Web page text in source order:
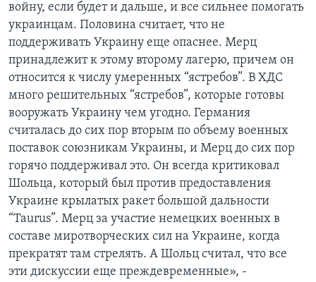
войну, если будет и дальше, и все сильнее помогать
украинцам. Половина считает, что не
поддерживать Украину еще опаснее. Мерц
принадлежит к этому второму лагерю, причем он
относится к числу умеренных “ястребов”. В ХДС
много решительных “ястребов”, которые готовы
вооружать Украину чем угодно. Германия
считалась до сих пор вторым по объему военных
поставок союзникам Украины, и Мерц до сих пор
горячо поддерживал это. Он всегда критиковал
Шольца, который был против предоставления
Украине крылатых ракет большой дальности
“Taurus”. Мерц за участие немецких военных в
составе миротворческих сил на Украине, когда
прекратят там стрелять. А Шольц считал, что все
эти дискуссии еще преждевременные», -